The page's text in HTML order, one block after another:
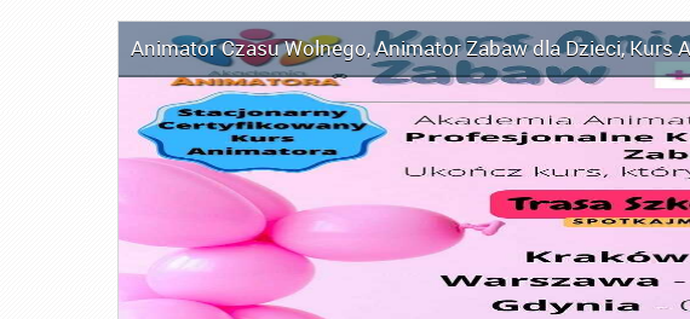
Animator Czasu Wolnego,Animator Zabaw dla Dzieci,Kurs